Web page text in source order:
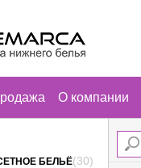
О компании
БЕЛЬЁ(30)